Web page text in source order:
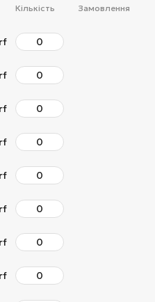
Кількість Замовлення